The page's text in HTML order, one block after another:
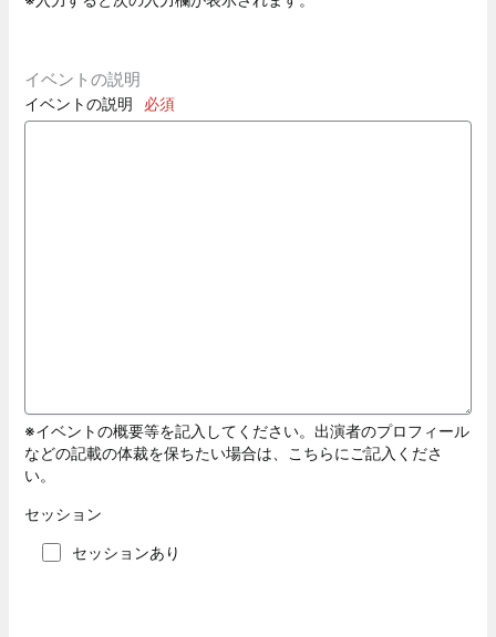
イベントの説明
イベントの説明 必須
※イベントの概要等を記入してください。出演者のプロフィール
などの記載の体裁を保ちたい場合は、こちらにご記入くださ
い。
セッション
セッションあり